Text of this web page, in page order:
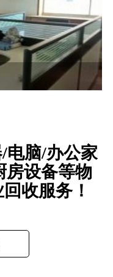
电脑/办公家
房设备等物
收服务！